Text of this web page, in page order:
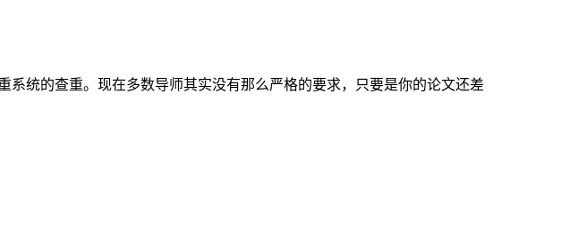
统的查重。现在多数导师其实没有那么严格的要求，只要是你的论文还差